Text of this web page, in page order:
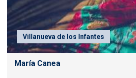
Villanueva de los Infantes
María Canea